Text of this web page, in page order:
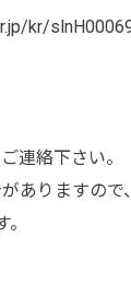
kr/
連絡下さい。
ありますので